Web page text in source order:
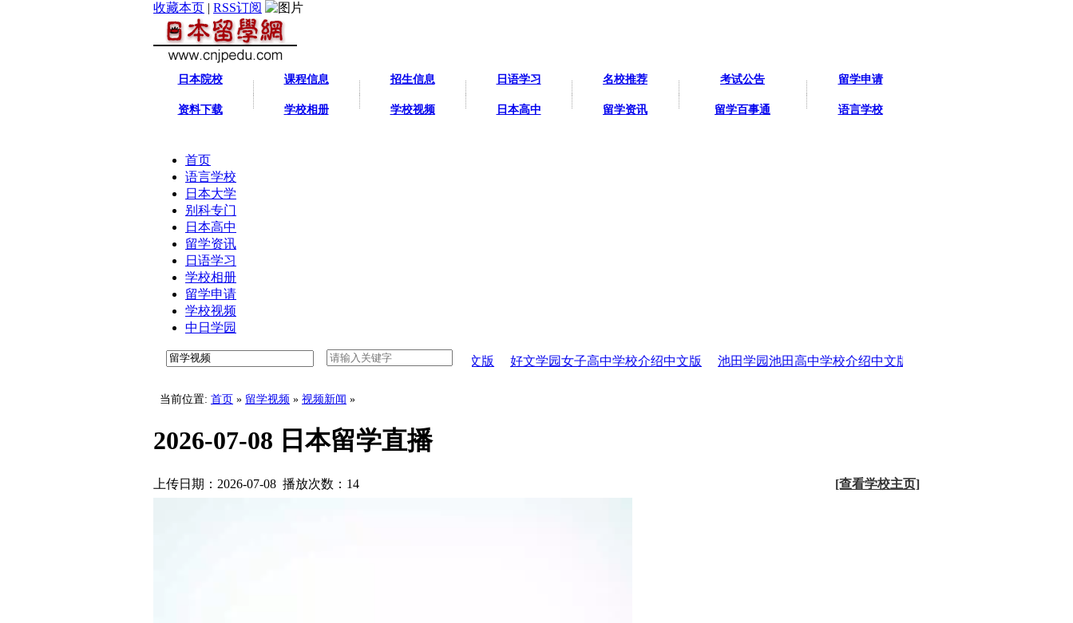
收藏本页 | RSS订阅
日本院校 课程信息 招生信息 日语学习 名校推荐 考试公告 留学申请
资料下载 学校相册 学校视频 日本高中 留学资讯 留学百事通 语言学校
首页
语言学校
日本大学
别科专门
日本高中
留学资讯
日语学习
学校相册
留学申请
学校视频
中日学园
八王子学园八王子高中学校介绍中文版 工学院大学附属高中学校介绍中文版 好文学园女子高中学校介绍中文版 池田学园池田高中学校介绍中文版 日本高中面试对策
当前位置: 首页 » 留学视频 » 视频新闻 »
2026-07-08 日本留学直播
上传日期：2026-07-08 播放次数： 14 [查看学校主页]